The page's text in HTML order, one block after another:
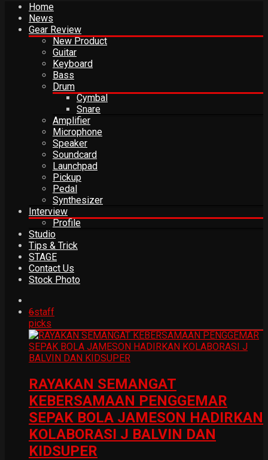
Home
News
Gear Review
New Product
Guitar
Keyboard
Bass
Drum
Cymbal
Snare
Amplifier
Microphone
Speaker
Soundcard
Launchpad
Pickup
Pedal
Synthesizer
Interview
Profile
Studio
Tips & Trick
STAGE
Contact Us
Stock Photo
6staff
picks
RAYAKAN SEMANGAT
KEBERSAMAAN PENGGEMAR
SEPAK BOLA JAMESON HADIRKAN
KOLABORASI J BALVIN DAN
KIDSUPER